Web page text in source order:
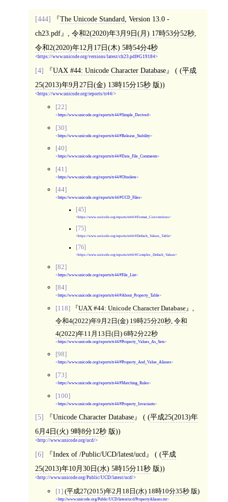
[444] The Unicode Standard , Version 13.0 -
ch23.pdf
令和2(2020)年3月9日(月) 17時53分52秒,
令和2(2020)年12月17日(木) 5時54分4秒
https://www.unicode.org/versions/latest/ch23.pdf#G19184
[4] UAX #44: Unicode Character Database ( (平成
25(2013)年9月27日(金) 13時15分15秒版))
https://www.unicode.org/reports/tr44/
[22]
https://www.unicode.org/reports/tr44/#Simple_Derived
[30]
https://www.unicode.org/reports/tr44/#Release_Stability
[40]
https://www.unicode.org/reports/tr44/#Data_File_Comments
[41]
https://www.unicode.org/reports/tr44/#Obsolete
[44]
https://www.unicode.org/reports/tr44/#UCD_Files
[45]
https://www.unicode.org/reports/tr44/#Format_Conventions
[75]
https://www.unicode.org/reports/tr44/#Default_Values_Table
[76]
https://www.unicode.org/reports/tr44/#Complex_Default_Values
[82]
https://www.unicode.org/reports/tr44/#File_List
[84]
https://www.unicode.org/reports/tr44/#About_Property_Table
[118] UAX #44: Unicode Character Database
令和4(2022)年9月2日(金) 19時25分20秒, 令和
4(2022)年11月13日(日) 6時2分22秒
https://www.unicode.org/reports/tr44/#Property_Values_As_Sets
[98]
https://www.unicode.org/reports/tr44/#Property_And_Value_Aliases
[73]
https://www.unicode.org/reports/tr44/#Matching_Rules
[100]
https://www.unicode.org/reports/tr44/#Property_Invariants
[5] Unicode Character Database ( (平成25(2013)年
6月4日(火) 9時8分12秒版))
http://www.unicode.org/ucd/
[6] Index of /Public/UCD/latest/ucd ( (平成
25(2013)年10月30日(水) 5時15分11秒版))
http://www.unicode.org/Public/UCD/latest/ucd/
[1](平成27(2015)年2月18日(水) 18時10分35秒版)
http://www.unicode.org/Public/UCD/latest/ucd/PropertyAliases.txt